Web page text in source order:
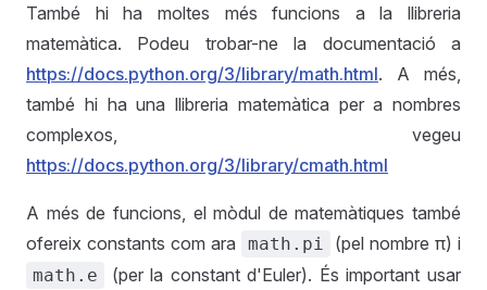
També hi ha moltes més funcions a la llibreria
matemàtica. Podeu trobar-ne la documentació a
https://docs.python.org/3/library/math.html. A més,
també hi ha una llibreria matemàtica per a nombres
complexos, vegeu
https://docs.python.org/3/library/cmath.html
A més de funcions, el mòdul de matemàtiques també
ofereix constants com ara
math.pi (pel nombre π) i
math.e (per la constant d'Euler). És important usar